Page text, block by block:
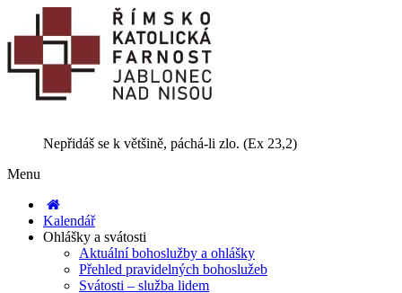
Nepřidáš se k většině, páchá-li zlo. (Ex 23,2)
Menu
Kalendář
Ohlášky a svátosti
Aktuální bohoslužby a ohlášky
Přehled pravidelných bohoslužeb
Svátosti – služba lidem